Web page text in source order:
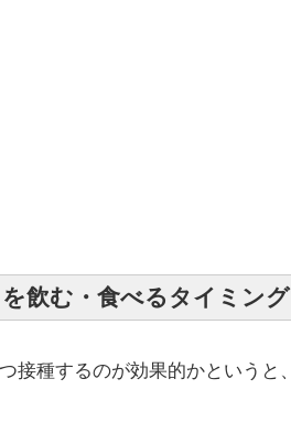
飲む・食べるタイミング
接種するのが効果的かというと、